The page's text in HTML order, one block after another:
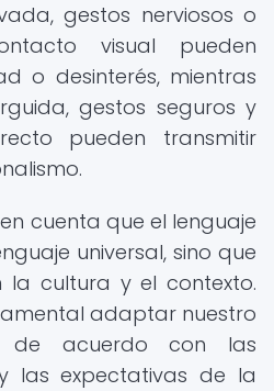
gestos nerviosos o
visual pueden
o desinterés, mientras
gestos seguros y
pueden transmitir
cuenta que el lenguaje
universal, sino que
la cultura y el contexto.
adaptar nuestro
de acuerdo con las
las expectativas de la